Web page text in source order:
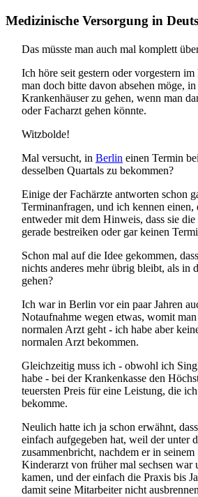
Medizinische Versorgung in
Das müsste man auch mal komplett
Ich höre seit gestern oder vorgestern
man doch bitte davon absehen möge,
Krankenhäuser zu gehen, wenn man
oder Facharzt gehen könnte.
Witzbolde!
Mal versucht, in Berlin einen Termin
desselben Quartals zu bekommen?
Einige der Fachärzte antworten schon
Termin­anfragen, und ich kennen einen,
entweder mit dem Hinweis, dass sie die
gerade bestreiken oder gar keinen
Schon mal auf die Idee gekommen,
nichts anderes mehr übrig bleibt, als in
gehen?
Ich war in Berlin vor ein paar Jahren
Notaufnahme wegen etwas, womit
normalen Arzt geht - ich habe aber
normalen Arzt bekommen.
Gleichzeitig muss ich - obwohl ich
habe - bei der Krankenkasse den
teuersten Preis für eine Leistung, die
bekomme.
Neulich hatte ich ja schon erwähnt,
einfach aufgegeben hat, weil der unter
zusammenbricht, nachdem er in
Kinderarzt von früher mal sechsen war
kamen, und der einfach die Praxis bis
damit seine Mitarbeiter nicht